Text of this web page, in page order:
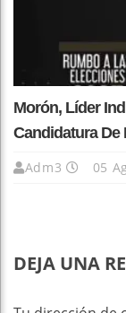
Morón, Líder
Candidatura De
Adm3 05
DEJA UNA